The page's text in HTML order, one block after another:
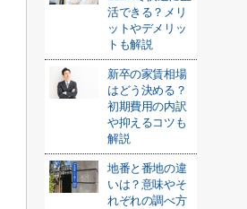
活できる？メリ
ットやデメリッ
トも解説
新卒の家賃相場
はどう決める？
初期費用の内訳
や抑えるコツも
解説
地番と番地の違
いは？意味やそ
れぞれの調べ方